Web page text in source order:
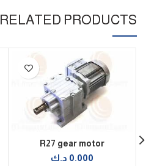
RELATED PRODUCTS
R27 gear motor
0.000 د.ك